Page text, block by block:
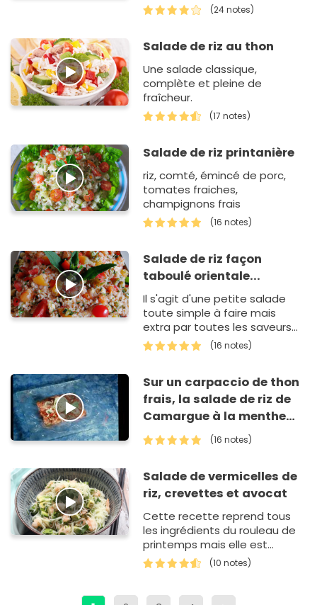
(24 notes)
Salade de riz au thon
Une salade classique,
complète et pleine de
fraîcheur.
(17 notes)
Salade de riz printanière
riz, comté, émincé de porc,
tomates fraiches,
champignons frais
(16 notes)
Salade de riz façon
taboulé orientale...
Il s'agit d'une petite salade
toute simple à faire mais
extra par toutes les saveurs
qu'elle dégage(16 notes)
Sur un carpaccio de thon
frais, la salade de riz de
Camargue à la menthe
fraîche
(16 notes)
Salade de vermicelles de
riz, crevettes et avocat
Cette recette reprend tous
les ingrédients du rouleau de
printemps mais elle est
beaucoup plus rapide à
préparer C'est frais, léger et
(10 notes)